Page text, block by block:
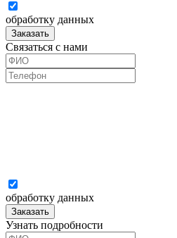
обработку данных
Заказать
Связаться с нами
обработку данных
Заказать
Узнать подробности